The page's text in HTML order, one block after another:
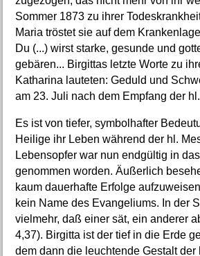
Sommer 1873 zu ihrer
Maria tröstet sie auf dem
Du (...) wirst starke, gesunde und
gebären... Birgittas letzte Worte zu
Katharina lauteten: Geduld und
am 23. Juli nach dem Empfang der
Es ist von tiefer, symbolhafter
Heilige ihr Leben während der hl.
Lebensopfer war nun endgültig in
genommen worden. Äußerlich
kaum dauerhafte Erfolge
kein Name des Evangeliums. In der
vielmehr, daß einer sät, ein anderer
4,37). Birgitta ist der tief in die Erde
dem dann die leuchtende Gestalt der